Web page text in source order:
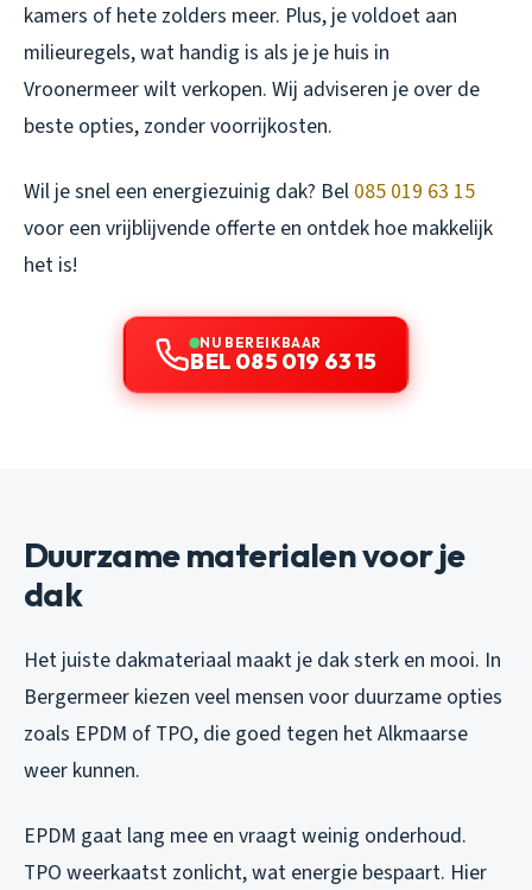
kamers of hete zolders meer. Plus, je voldoet aan
milieuregels, wat handig is als je je huis in
Vroonermeer wilt verkopen. Wij adviseren je over de
beste opties, zonder voorrijkosten.
Wil je snel een energiezuinig dak? Bel 085 019 63 15
voor een vrijblijvende offerte en ontdek hoe makkelijk
het is!
NU BEREIKBAAR
BEL 085 019 63 15
Duurzame materialen voor je
dak
Het juiste dakmateriaal maakt je dak sterk en mooi. In
Bergermeer kiezen veel mensen voor duurzame opties
zoals EPDM of TPO, die goed tegen het Alkmaarse
weer kunnen.
EPDM gaat lang mee en vraagt weinig onderhoud.
TPO weerkaatst zonlicht, wat energie bespaart. Hier